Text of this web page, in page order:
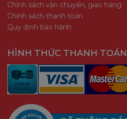
Chính sách vận chuyển, giao hàng
Chính sách thanh toán
Quy định bảo hành
HÌNH THỨC THANH TOÁN